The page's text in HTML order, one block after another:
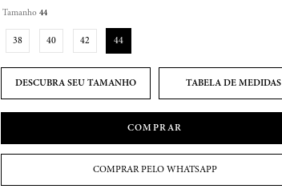
Tamanho 44
38 40 42 44
TABELA DE MEDIDAS
COMPRAR
COMPRAR PELO WHATSAPP